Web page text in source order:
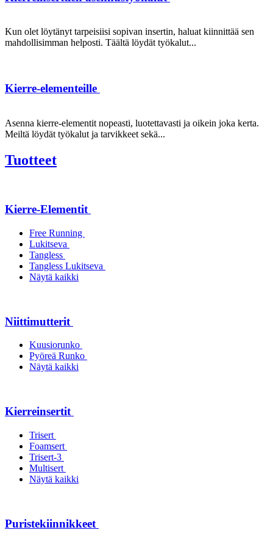
Kun olet löytänyt tarpeisiisi sopivan insertin, haluat kiinnittää sen
mahdollisimman helposti. Täältä löydät työkalut...
Kierre-elementeille
Asenna kierre-elementit nopeasti, luotettavasti ja oikein joka kerta.
Meiltä löydät työkalut ja tarvikkeet sekä...
Tuotteet
Kierre-Elementit
Free Running
Lukitseva
Tangless
Tangless Lukitseva
Näytä kaikki
Niittimutterit
Kuusiorunko
Pyöreä Runko
Näytä kaikki
Kierreinsertit
Trisert
Foamsert
Trisert-3
Multisert
Näytä kaikki
Puristekiinnikkeet